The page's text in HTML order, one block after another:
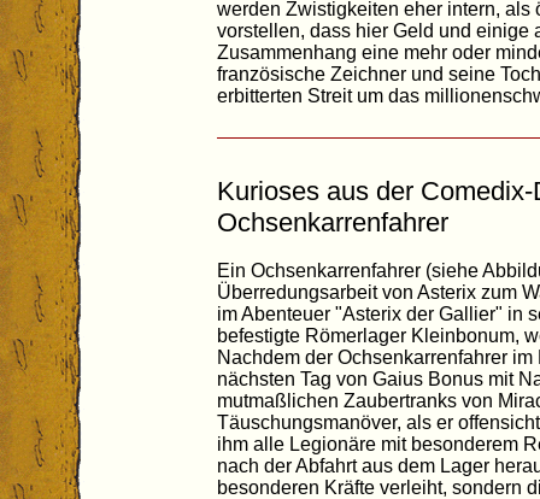
werden Zwistigkeiten eher intern, als
vorstellen, dass hier Geld und einige
Zusammenhang eine mehr oder
französische Zeichner und seine
erbitterten Streit um das
Kurioses aus der
Ochsenkarrenfahrer
Ein Ochsenkarrenfahrer (siehe
Überredungsarbeit von Asterix zum
im Abenteuer "Asterix der Gallier" in
befestigte Römerlager Kleinbonum,
Nachdem der Ochsenkarrenfahrer
nächsten Tag von Gaius Bonus mit
mutmaßlichen Zaubertranks von
Täuschungsmanöver, als er
ihm alle Legionäre mit besonderem
nach der Abfahrt aus dem Lager
besonderen Kräfte verleiht, sondern